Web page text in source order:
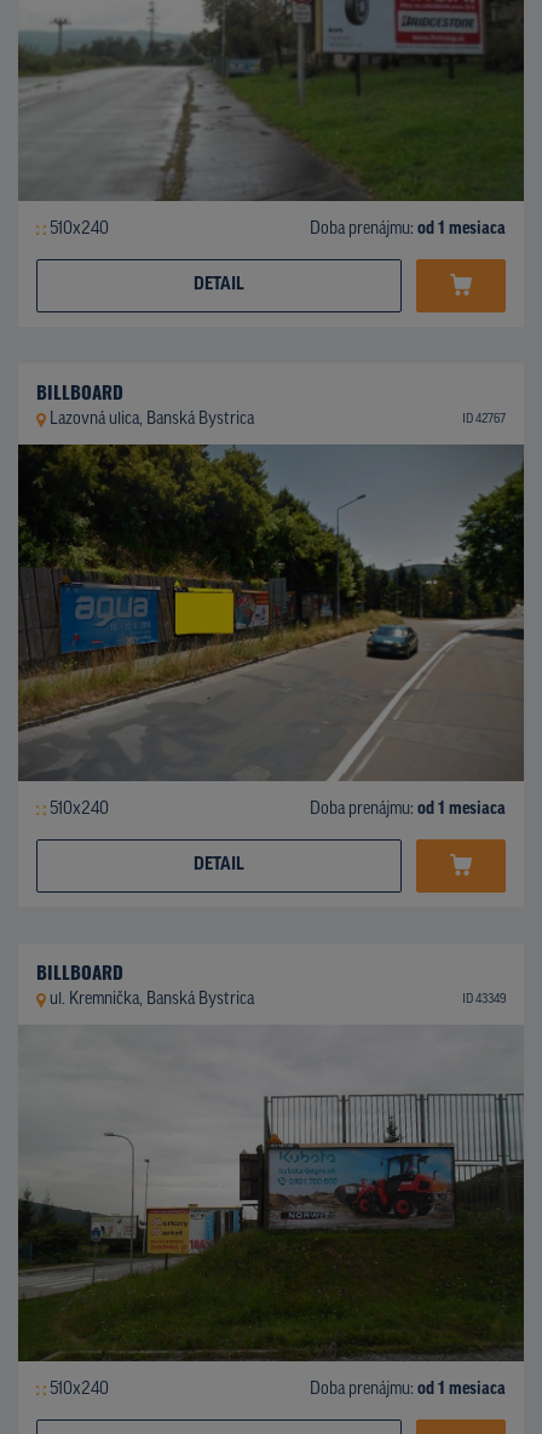
510x240 Doba prenájmu: od 1 mesiaca
DETAIL
BILLBOARD
Lazovná ulica, Banská Bystrica ID 42767
510x240 Doba prenájmu: od 1 mesiaca
DETAIL
BILLBOARD
ul. Kremnička, Banská Bystrica ID 43349
510x240 Doba prenájmu: od 1 mesiaca